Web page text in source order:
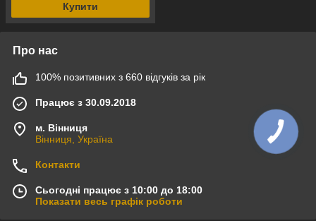
Купити
Про нас
100% позитивних з 660 відгуків за рік
Працює з 30.09.2018
м. Вінниця
Вінниця, Україна
Контакти
Сьогодні працює з 10:00 до 18:00
Показати весь графік роботи